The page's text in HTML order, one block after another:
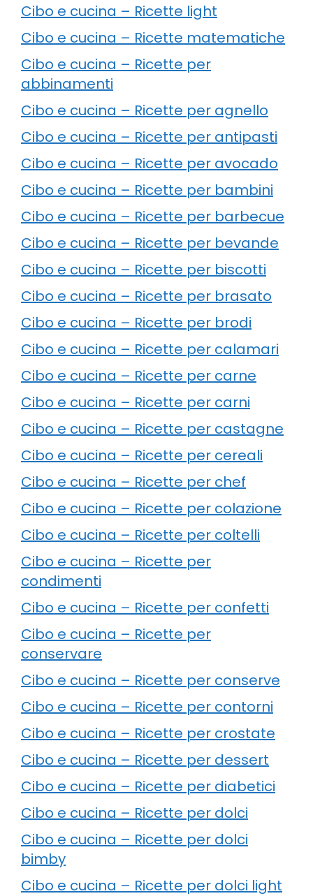
Cibo e cucina – Ricette light
Cibo e cucina – Ricette matematiche
Cibo e cucina – Ricette per
abbinamenti
Cibo e cucina – Ricette per agnello
Cibo e cucina – Ricette per antipasti
Cibo e cucina – Ricette per avocado
Cibo e cucina – Ricette per bambini
Cibo e cucina – Ricette per barbecue
Cibo e cucina – Ricette per bevande
Cibo e cucina – Ricette per biscotti
Cibo e cucina – Ricette per brasato
Cibo e cucina – Ricette per brodi
Cibo e cucina – Ricette per calamari
Cibo e cucina – Ricette per carne
Cibo e cucina – Ricette per carni
Cibo e cucina – Ricette per castagne
Cibo e cucina – Ricette per cereali
Cibo e cucina – Ricette per chef
Cibo e cucina – Ricette per colazione
Cibo e cucina – Ricette per coltelli
Cibo e cucina – Ricette per
condimenti
Cibo e cucina – Ricette per confetti
Cibo e cucina – Ricette per
conservare
Cibo e cucina – Ricette per conserve
Cibo e cucina – Ricette per contorni
Cibo e cucina – Ricette per crostate
Cibo e cucina – Ricette per dessert
Cibo e cucina – Ricette per diabetici
Cibo e cucina – Ricette per dolci
Cibo e cucina – Ricette per dolci
bimby
Cibo e cucina – Ricette per dolci light